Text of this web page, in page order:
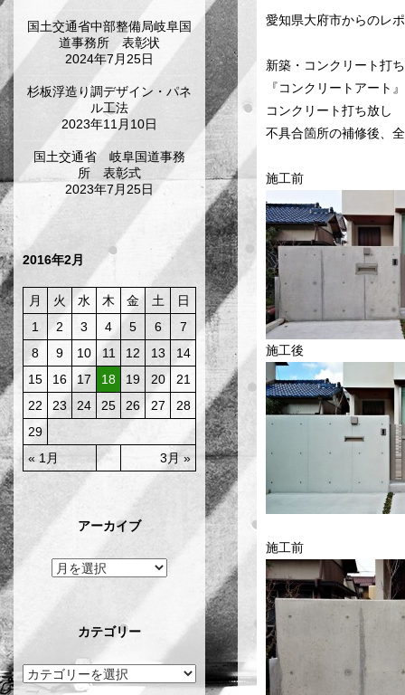
国土交通省中部整備局岐阜国
道事務所 表彰状
2024年7月25日
杉板浮造り調デザイン・パネ
ル工法
2023年11月10日
国土交通省 岐阜国道事務
所 表彰式
2023年7月25日
2016年2月
月 火 水 木 金 土 日
« 1月 3月 »
1 2 3 4 5 6
7
8
9 10 11 12 13
14
15
16 17 18 19 20
21
22
23 24 25 26 27
28
29
アーカイブ
カテゴリー
愛知県大府市からのレ
新築・コンクリート打
『コンクリートアート
コンクリート打ち放し
不具合箇所の補修後、
施工前
施工後
施工